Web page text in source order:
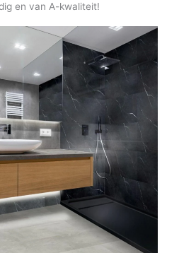
en van A-kwaliteit!